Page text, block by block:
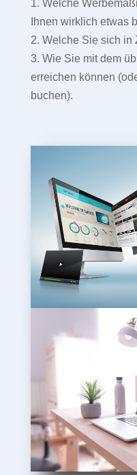
1. Welche
Ihnen wirklich etwas
2. Welche Sie sich in
3. Wie Sie mit dem
erreichen können
buchen).